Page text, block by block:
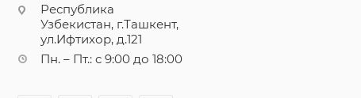
Республика
Узбекистан, г.Ташкент,
ул.Ифтихор, д.121
Пн. – Пт.: с 9:00 до 18:00